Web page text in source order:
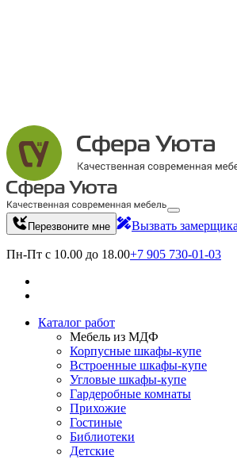
Перезвоните мне Вызвать замерщика
Пн-Пт с 10.00 до 18.00+7 905 730-01-03
Каталог работ
Мебель из МДФ
Корпусные шкафы-купе
Встроенные шкафы-купе
Угловые шкафы-купе
Гардеробные комнаты
Прихожие
Гостиные
Библиотеки
Детские